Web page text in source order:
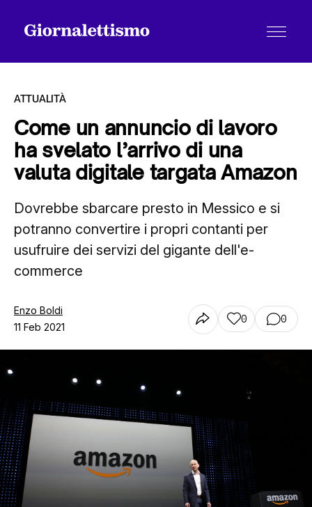
Tutti gli articoli
Chi siamo
Contatti
ATTUALITÀ
Come un annuncio di lavoro
ha svelato l’arrivo di una
valuta digitale targata Amazon
Dovrebbe sbarcare presto in Messico e si
potranno convertire i propri contanti per
usufruire dei servizi del gigante dell'e-
commerce
Enzo Boldi
11 Feb 2021
0 0